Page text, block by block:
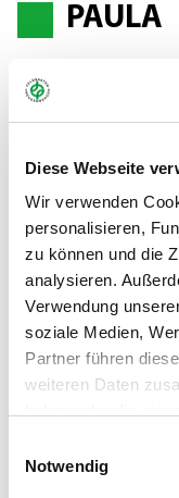
Diese Webseite
Wir verwenden
personalisieren,
zu können und die
analysieren.
Verwendung
soziale Medien,
Partner führen
weiteren Daten
Notwendig
PAULA
winterharte Sorte und
Gemenges. Sie
gute Massebildung in
hinaus besitzt PAULA
violette Blütenfarbe
weshalb zweijährige
Art.-Nr.:154497